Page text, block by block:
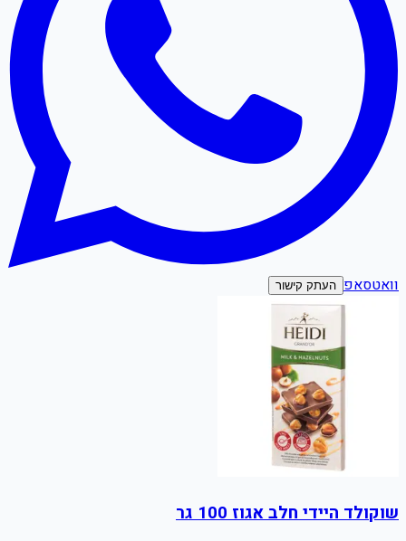
וואטסאפ העתק קישור
שוקולד היידי חלב אגוז 100 גר